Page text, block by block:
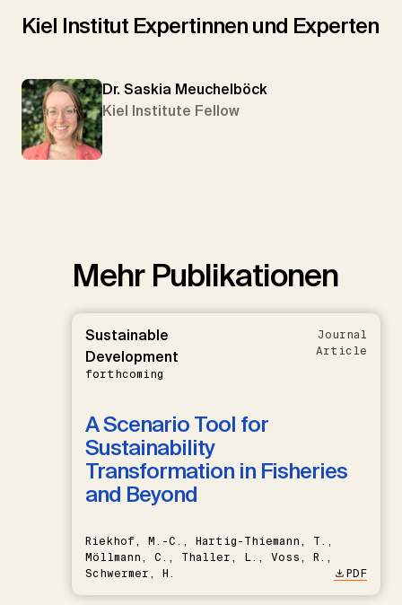
Kiel Institut Expertinnen und Experten
Dr. Saskia Meuchelböck
Kiel Institute Fellow
Mehr Publikationen
Sustainable
Development
forthcoming
Journal
Article
A Scenario Tool for
Sustainability
Transformation in Fisheries
and Beyond
Riekhof, M.-C., Hartig-Thiemann, T.,
Möllmann, C., Thaller, L., Voss, R.,
Schwermer, H.
PDF